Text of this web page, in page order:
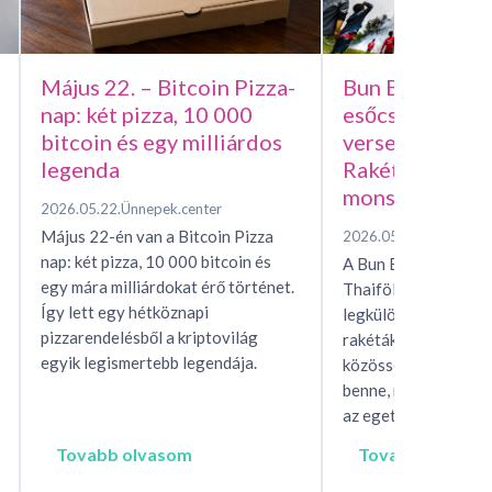
Május 22. – Bitcoin Pizza-
nap: két pizza, 10 000
bitcoin és egy milliárdos
legenda
2026.05.22.Ünnepek.center
Május 22-én van a Bitcoin Pizza
nap: két pizza, 10 000 bitcoin és
egy mára milliárdokat érő történet.
Így lett egy hétköznapi
pizzarendelésből a kriptovilág
egyik legismertebb legendája.
Tovabb olvasom
Bun Bang Fai –
esőcsináló
versenye,
monszunért
2026.05.15.
A Bun Bang Fai
Thaiföld és Laosz
legkülönösebb
rakéták, mítoszok,
közösségi rítusok
benne, miközben
az eget, hogy…
Tovabb